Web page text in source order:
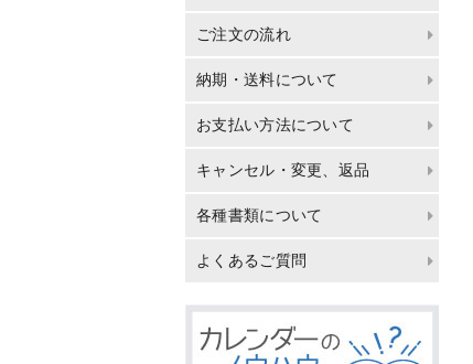
ご注文の流れ
納期・送料について
お支払い方法について
キャンセル・変更、返品
各種書類について
よくあるご質問